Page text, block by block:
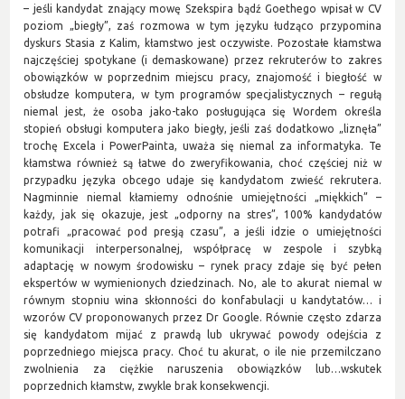
– jeśli kandydat znający mowę Szekspira bądź Goethego wpisał w CV
poziom „biegły”, zaś rozmowa w tym języku łudząco przypomina
dyskurs Stasia z Kalim, kłamstwo jest oczywiste. Pozostałe kłamstwa
najczęściej spotykane (i demaskowane) przez rekruterów to zakres
obowiązków w poprzednim miejscu pracy, znajomość i biegłość w
obsłudze komputera, w tym programów specjalistycznych – regułą
niemal jest, że osoba jako-tako posługująca się Wordem określa
stopień obsługi komputera jako biegły, jeśli zaś dodatkowo „liznęła”
trochę Excela i PowerPainta, uważa się niemal za informatyka. Te
kłamstwa również są łatwe do zweryfikowania, choć częściej niż w
przypadku języka obcego udaje się kandydatom zwieść rekrutera.
Nagminnie niemal kłamiemy odnośnie umiejętności „miękkich” –
każdy, jak się okazuje, jest „odporny na stres”, 100% kandydatów
potrafi „pracować pod presją czasu”, a jeśli idzie o umiejętności
komunikacji interpersonalnej, współpracę w zespole i szybką
adaptację w nowym środowisku – rynek pracy zdaje się być pełen
ekspertów w wymienionych dziedzinach. No, ale to akurat niemal w
równym stopniu wina skłonności do konfabulacji u kandytatów… i
wzorów CV proponowanych przez Dr Google. Równie często zdarza
się kandydatom mijać z prawdą lub ukrywać powody odejścia z
poprzedniego miejsca pracy. Choć tu akurat, o ile nie przemilczano
zwolnienia za ciężkie naruszenia obowiązków lub…wskutek
poprzednich kłamstw, zwykle brak konsekwencji.